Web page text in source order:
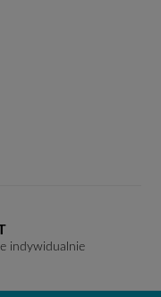
indywidualnie